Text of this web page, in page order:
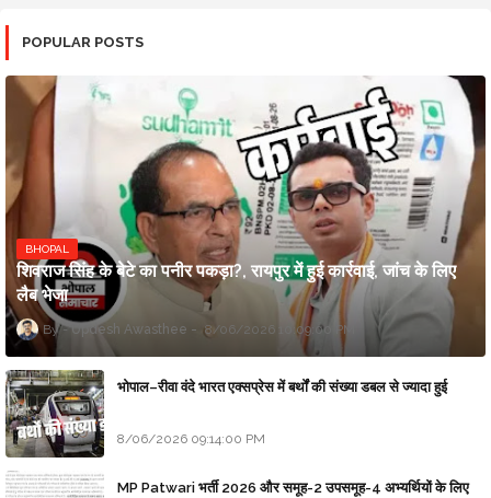
POPULAR POSTS
BHOPAL
शिवराज सिंह के बेटे का पनीर पकड़ा?, रायपुर में हुई कार्रवाई, जांच के लिए
लैब भेजा
Updesh Awasthee 8/06/2026 10:09:00 PM
भोपाल–रीवा वंदे भारत एक्सप्रेस में बर्थों की संख्या डबल से ज्यादा हुई
8/06/2026 09:14:00 PM
MP Patwari भर्ती 2026 और समूह-2 उपसमूह-4 अभ्यर्थियों के लिए